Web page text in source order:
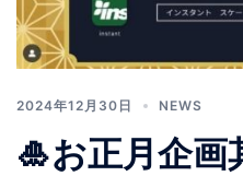
2024年12月30日 NEWS
🎍お正月企画